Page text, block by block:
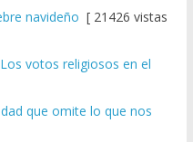
navideño [ 21426 vistas
votos religiosos en el
que omite lo que nos